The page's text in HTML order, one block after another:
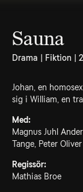
Sauna
Drama | Fiktion |
Johan, en
sig i William, en
Med:
Magnus Juhl
Tange, Peter
Regissör:
Mathias Broe